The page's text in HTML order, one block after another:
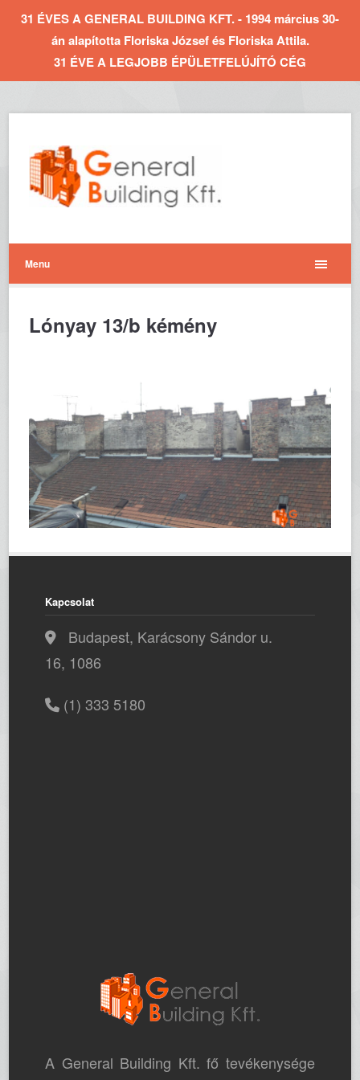
31 ÉVES A GENERAL BUILDING KFT. - 1994 március 30-
án alapította Floriska József és Floriska Attila.
31 ÉVE A LEGJOBB ÉPÜLETFELÚJÍTÓ CÉG
Menu
Lónyay 13/b kémény
Kapcsolat
Budapest, Karácsony Sándor u.
16, 1086
(1) 333 5180
A General Building Kft. fő tevékenysége